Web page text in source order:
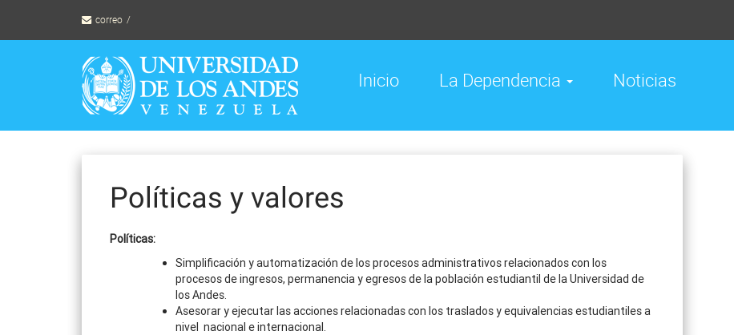
content
correo
Inicio La Dependencia Noticias
Políticas y valores
Políticas:
Simplificación y automatización de los procesos administrativos relacionados con los
procesos de ingresos, permanencia y egresos de la población estudiantil de la Universidad de
los Andes.
Asesorar y ejecutar las acciones relacionadas con los traslados y equivalencias estudiantiles a
nivel nacional e internacional.